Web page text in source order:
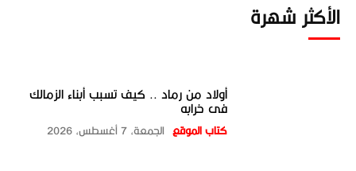
الأكثر شهرة
أولاد من رماد .. كيف تسبب أبناء الزمالك
فى خرابه
كتاب الموقع الجمعة، 7 أغسطس، 2026